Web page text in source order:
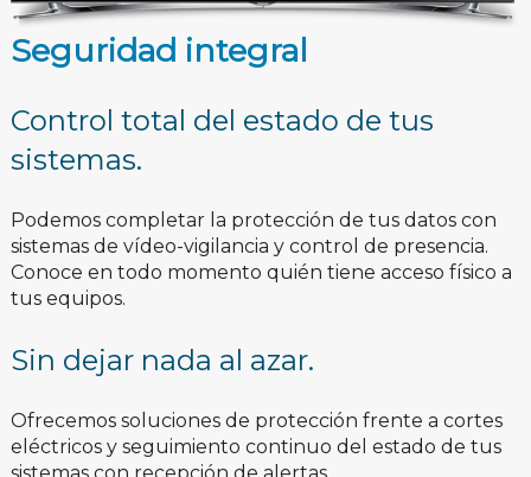
Seguridad integral
Control total del estado de tus
sistemas.
Podemos completar la protección de tus datos con
sistemas de vídeo-vigilancia y control de presencia.
Conoce en todo momento quién tiene acceso físico a
tus equipos.
Sin dejar nada al azar.
Ofrecemos soluciones de protección frente a cortes
eléctricos y seguimiento continuo del estado de tus